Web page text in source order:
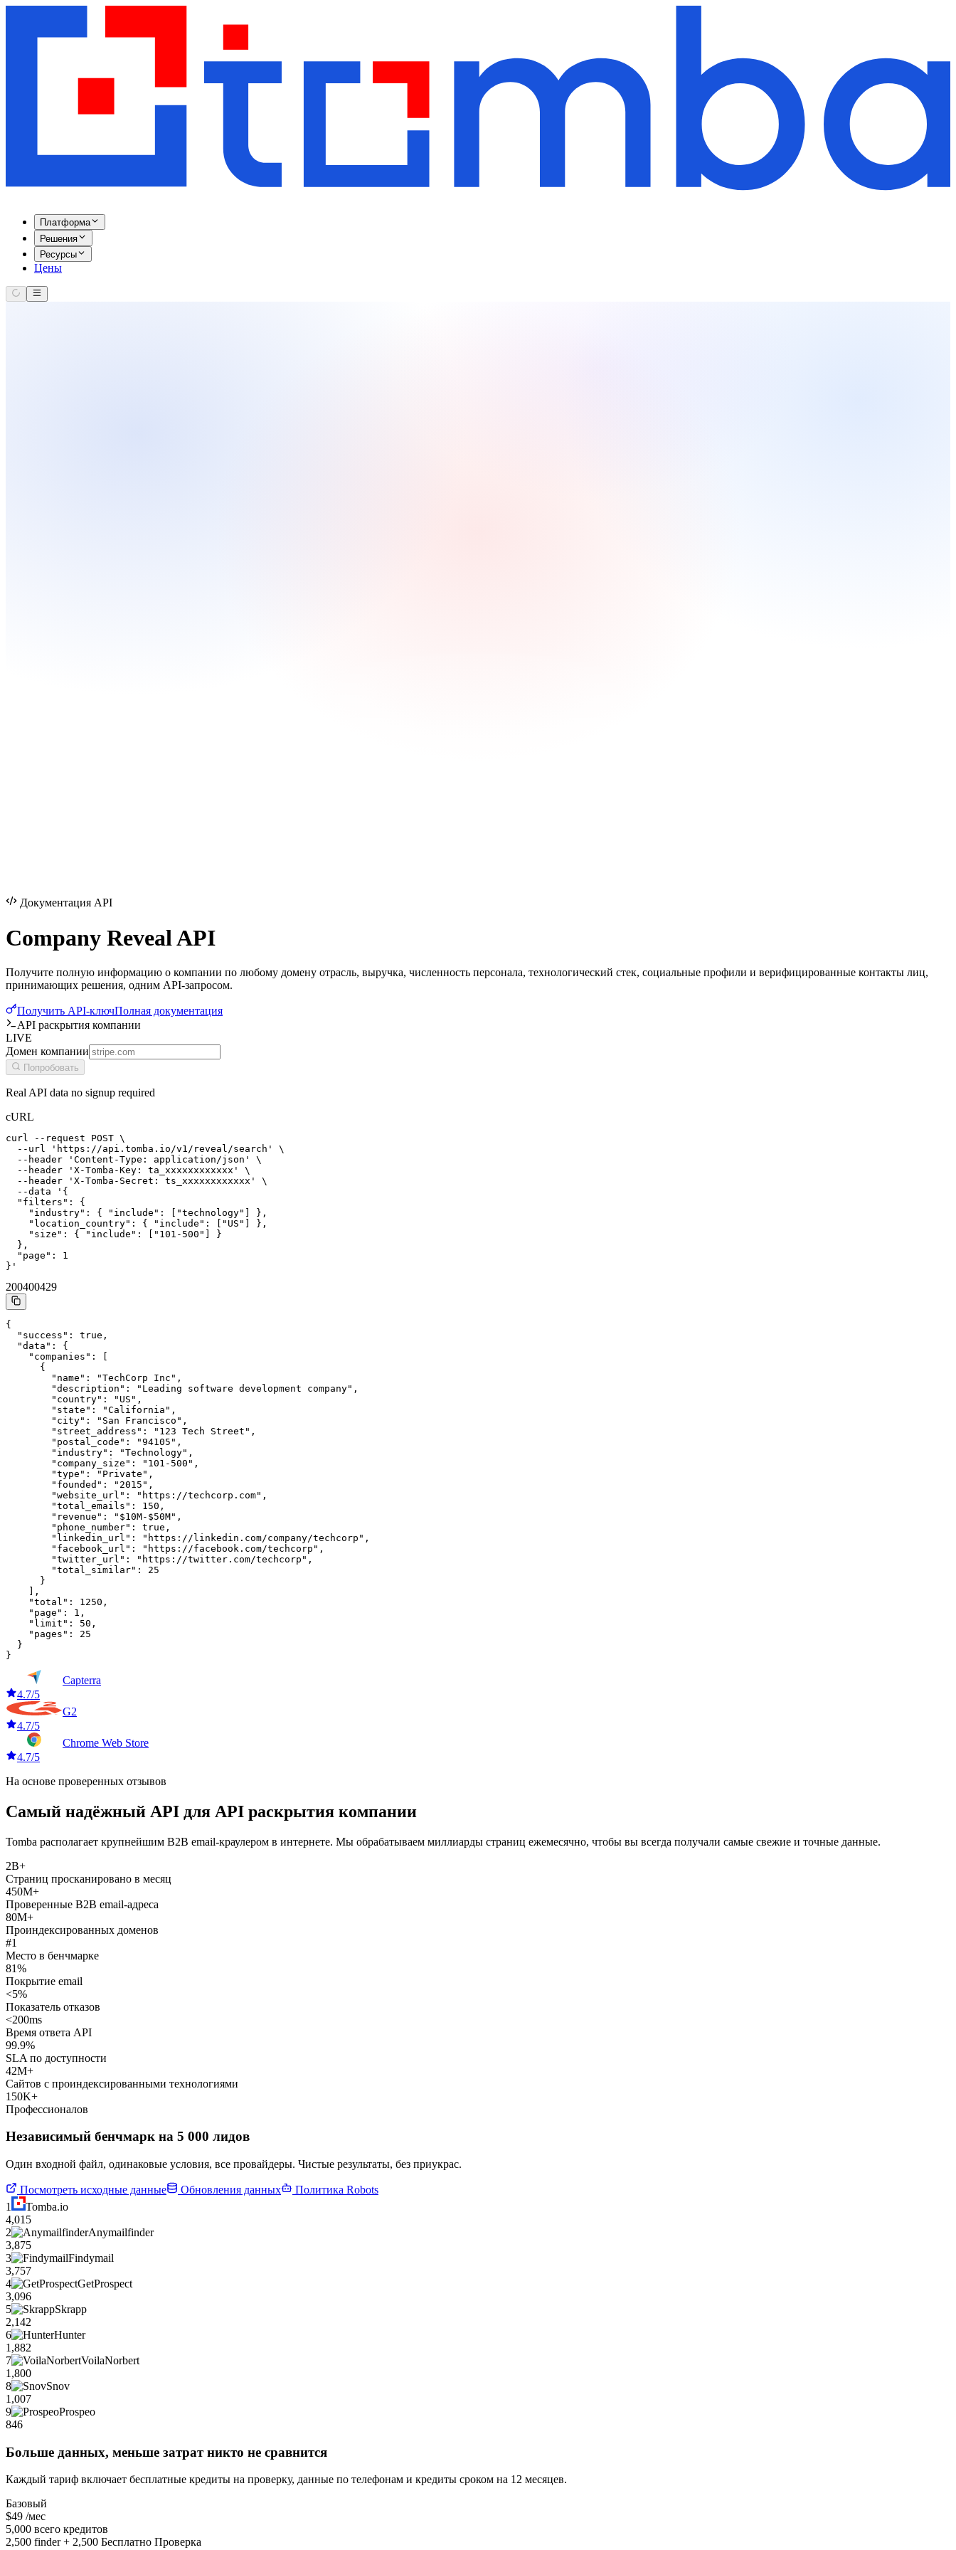
Платформа
Решения
Ресурсы
Цены
Документация API
Company RevealAPI
Получите полную информацию о компании по любому домену отрасль, выручка, численность персонала, технологический стек, социальные профили и верифицированные контакты лиц,
принимающих решения, одним API-запросом.
Получить API-ключПолная документация
API раскрытия компании
LIVE
Домен компании
Попробовать
Real API data no signup required
cURL
curl --request POST \
  --url 'https://api.tomba.io/v1/reveal/search' \
  --header 'Content-Type: application/json' \
  --header 'X-Tomba-Key: ta_xxxxxxxxxxxx' \
  --header 'X-Tomba-Secret: ts_xxxxxxxxxxxx' \
  --data '{
  "filters": {
    "industry": { "include": ["technology"] },
    "location_country": { "include": ["US"] },
    "size": { "include": ["101-500"] }
  },
  "page": 1
}'
200400429
{
  "success": true,
  "data": {
    "companies": [
      {
        "name": "TechCorp Inc",
        "description": "Leading software development company",
        "country": "US",
        "state": "California",
        "city": "San Francisco",
        "street_address": "123 Tech Street",
        "postal_code": "94105",
        "industry": "Technology",
        "company_size": "101-500",
        "type": "Private",
        "founded": "2015",
        "website_url": "https://techcorp.com",
        "total_emails": 150,
        "revenue": "$10M-$50M",
        "phone_number": true,
        "linkedin_url": "https://linkedin.com/company/techcorp",
        "facebook_url": "https://facebook.com/techcorp",
        "twitter_url": "https://twitter.com/techcorp",
        "total_similar": 25
      }
    ],
    "total": 1250,
    "page": 1,
    "limit": 50,
    "pages": 25
  }
}
Capterra
4.7/5
G2
4.7/5
Chrome Web Store
4.7/5
На основе проверенных отзывов
Самый надёжный API для API раскрытия компании
Tomba располагает крупнейшим B2B email-краулером в интернете. Мы обрабатываем миллиарды страниц ежемесячно, чтобы вы всегда получали самые свежие и точные данные.
2B+
Страниц просканировано в месяц
450M+
Проверенные B2B email-адреса
80M+
Проиндексированных доменов
#1
Место в бенчмарке
81%
Покрытие email
<5%
Показатель отказов
<200ms
Время ответа API
99.9%
SLA по доступности
42M+
Сайтов с проиндексированными технологиями
150K+
Профессионалов
Независимый бенчмарк на 5 000 лидов
Один входной файл, одинаковые условия, все провайдеры. Чистые результаты, без приукрас.
Посмотреть исходные данные Обновления данных
Политика Robots
1
Tomba.io
4,015
2
Anymailfinder
3,875
3
Findymail
3,757
4
GetProspect
3,096
5
Skrapp
2,142
6
Hunter
1,882
7
VoilaNorbert
1,800
8
Snov
1,007
9
Prospeo
846
Больше данных, меньше затрат никто не сравнится
Каждый тариф включает бесплатные кредиты на проверку, данные по телефонам и кредиты сроком на 12 месяцев.
Базовый
$49 /мес
5,000 всего кредитов
2,500 finder + 2,500 Бесплатно Проверка